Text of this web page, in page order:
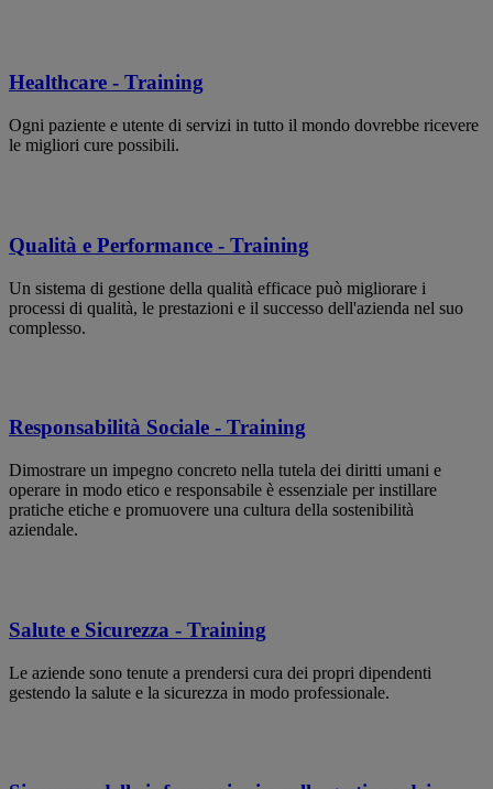
Healthcare - Training
Ogni paziente e utente di servizi in tutto il mondo dovrebbe ricevere
le migliori cure possibili.
Qualità e Performance - Training
Un sistema di gestione della qualità efficace può migliorare i
processi di qualità, le prestazioni e il successo dell'azienda nel suo
complesso.
Responsabilità Sociale - Training
Dimostrare un impegno concreto nella tutela dei diritti umani e
operare in modo etico e responsabile è essenziale per instillare
pratiche etiche e promuovere una cultura della sostenibilità
aziendale.
Salute e Sicurezza - Training
Le aziende sono tenute a prendersi cura dei propri dipendenti
gestendo la salute e la sicurezza in modo professionale.